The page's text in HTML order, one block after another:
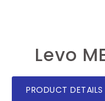
Levo
PRODUCT DETAILS